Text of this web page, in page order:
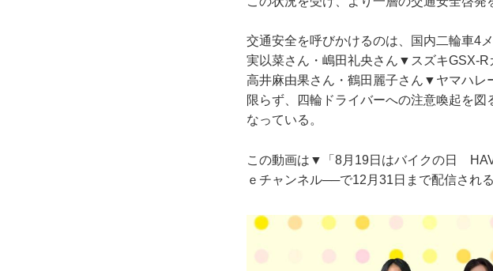
交通安全を呼びかけるのは、国内二輪車4
実以菜さん・嶋田礼央さん▼スズキGSX-
高井麻由果さん・鶴田麗子さん▼ヤマハレ
限らず、四輪ドライバーへの注意喚起を
なっている。
この動画は▼「8月19日はバイクの日
ｅチャンネル──で12月31日まで配信される